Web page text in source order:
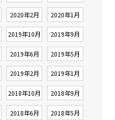
2020年2月 2020年1月
2019年10月 2019年9月
2019年6月 2019年5月
2019年2月 2019年1月
2018年10月 2018年9月
2018年6月 2018年5月